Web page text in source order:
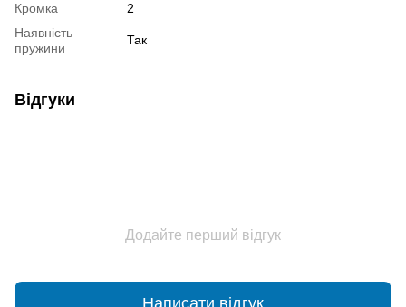
Кромка
2
Наявність
пружини
Так
Відгуки
Додайте перший відгук
Написати відгук